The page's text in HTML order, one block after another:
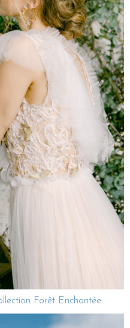
Forêt Enchantée